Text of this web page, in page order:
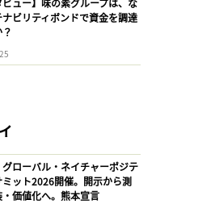
ビュー】味の素グループは、な
ビリティボンドで資金を調達
グローバル・ネイチャーポジテ
ミット2026開催。開示から測
価値化へ。熊本宣言